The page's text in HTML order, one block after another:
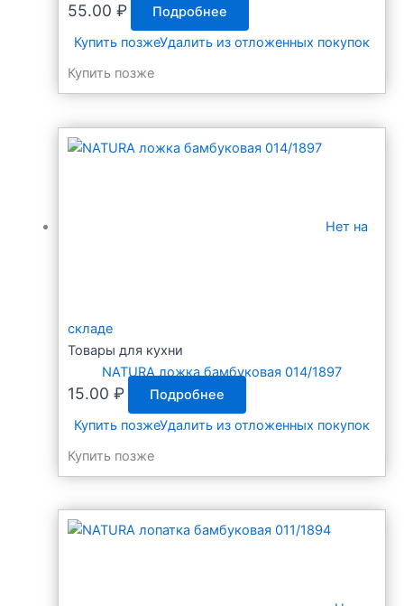
55.00 ₽
Подробнее
Купить позжеУдалить из отложенных покупок
Купить позже
Нет на
складе
Товары для кухни
NATURA ложка бамбуковая 014/1897
15.00 ₽
Подробнее
Купить позжеУдалить из отложенных покупок
Купить позже